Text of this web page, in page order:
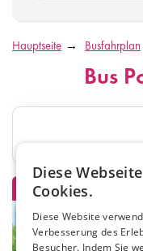
Hauptseite Busfahrplan
Bus
Diese
Cookies.
Diese Website
Verbesserung des
Besucher. Indem Sie